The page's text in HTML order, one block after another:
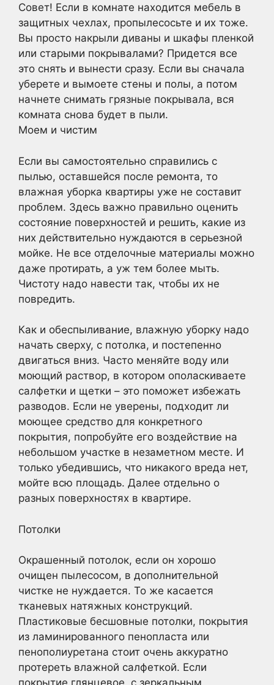
Совет! Если в комнате находится мебель в
защитных чехлах, пропылесосьте и их тоже.
Вы просто накрыли диваны и шкафы пленкой
или старыми покрывалами? Придется все
это снять и вынести сразу. Если вы сначала
уберете и вымоете стены и полы, а потом
начнете снимать грязные покрывала, вся
комната снова будет в пыли.
Моем и чистим
Если вы самостоятельно справились с
пылью, оставшейся после ремонта, то
влажная уборка квартиры уже не составит
проблем. Здесь важно правильно оценить
состояние поверхностей и решить, какие из
них действительно нуждаются в серьезной
мойке. Не все отделочные материалы можно
даже протирать, а уж тем более мыть.
Чистоту надо навести так, чтобы их не
повредить.
Как и обеспыливание, влажную уборку надо
начать сверху, с потолка, и постепенно
двигаться вниз. Часто меняйте воду или
моющий раствор, в котором ополаскиваете
салфетки и щетки – это поможет избежать
разводов. Если не уверены, подходит ли
моющее средство для конкретного
покрытия, попробуйте его воздействие на
небольшом участке в незаметном месте. И
только убедившись, что никакого вреда нет,
мойте всю площадь. Далее отдельно о
разных поверхностях в квартире.
Потолки
Окрашенный потолок, если он хорошо
очищен пылесосом, в дополнительной
чистке не нуждается. То же касается
тканевых натяжных конструкций.
Пластиковые бесшовные потолки, покрытия
из ламинированного пенопласта или
пенополиуретана стоит очень аккуратно
протереть влажной салфеткой. Если
покрытие глянцевое, с зеркальным